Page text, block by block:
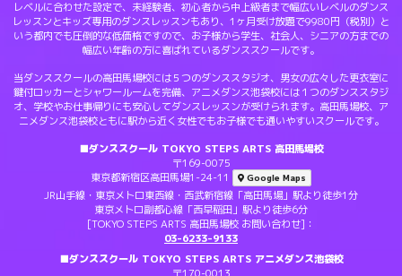
レベルに合わせた設定で、未経験者、初心者から中上級者まで幅広いレベルのダンス
レッスンとキッズ専用のダンスレッスンもあり、1ヶ月受け放題で9980円（税別）と
いう都内でも圧倒的な低価格ですので、お子様から学生、社会人、シニアの方までの
幅広い年齢の方に喜ばれているダンススクールです。
当ダンススクールの高田馬場校には５つのダンススタジオ、男女の広々した更衣室に
鍵付ロッカーとシャワールームを完備、アニメダンス池袋校には１つのダンススタジ
オ、学校やお仕事帰りにも安心してダンスレッスンが受けられます。高田馬場校、ア
ニメダンス池袋校ともに駅から近く女性でもお子様でも通いやすいスクールです。
■ダンススクール TOKYO STEPS ARTS 高田馬場校
〒169-0075
東京都新宿区高田馬場1-24-11
Google Maps
JR山手線・東京メトロ東西線・西武新宿線「高田馬場」駅より徒歩1分
東京メトロ副都心線「西早稲田」駅より徒歩6分
[TOKYO STEPS ARTS 高田馬場校 お問い合わせ]：
03-6233-9133
■ダンススクール TOKYO STEPS ARTS アニメダンス池袋校